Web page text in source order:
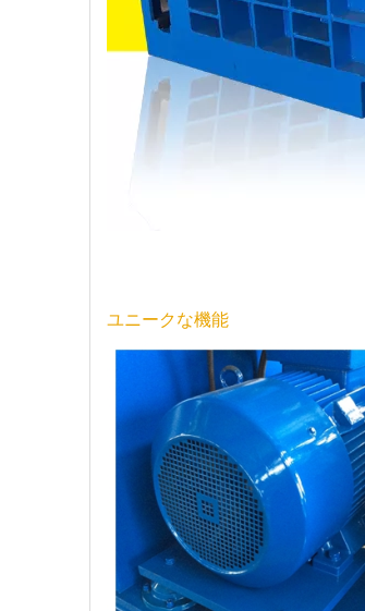
ユニークな機能